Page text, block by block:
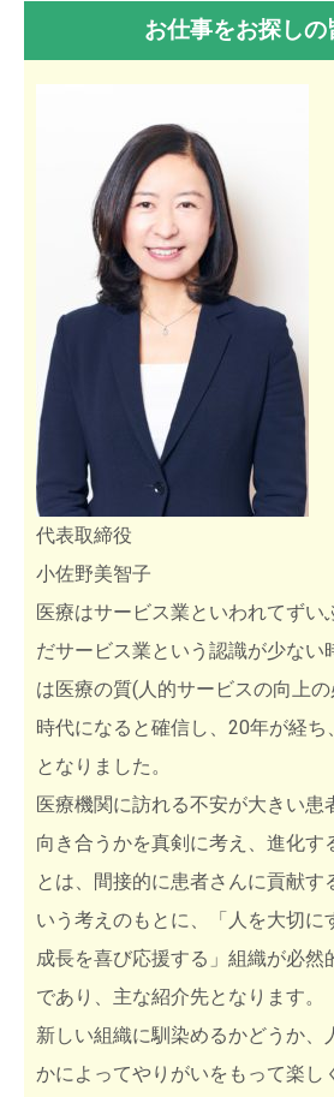
お仕事をお探しの
代表取締役
小佐野美智子
医療はサービス業といわれてずい
だサービス業という認識が少ない
は医療の質(人的サービスの向上
時代になると確信し、20年が経
となりました。
医療機関に訪れる不安が大きい患
向き合うかを真剣に考え、進化す
とは、間接的に患者さんに貢献す
いう考えのもとに、「人を大切に
成長を喜び応援する」組織が必然
であり、主な紹介先となります。
新しい組織に馴染めるかどうか、
かによってやりがいをもって楽し